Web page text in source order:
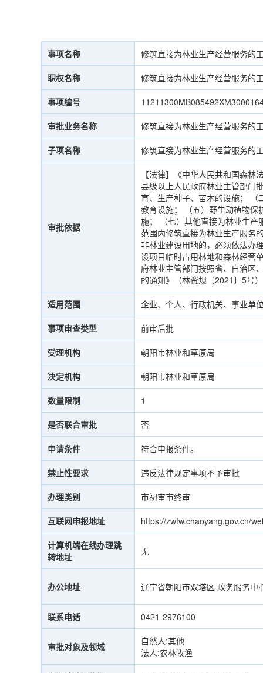
事项名称 修筑直接为林业生产经营服务的
职权名称 修筑直接为林业生产经营服务的
事项编号
审批业务名称 修筑直接为林业生产经营服务的
子项名称 修筑直接为林业生产经营服务的
审批依据
【法律】《中华人民共和国森
县级以上人民政府林业主管部门
育、生产种子、苗木的设施； （
教育设施； （五）野生动植物保
施； （七）其他直接为林业生产
范围内修筑直接为林业生产服务
非林业建设用地的，必须依法办
设项目临时占用林地和森林经营
府林业主管部门按照省、自治区
的通知》（林资规〔2021〕5号
适用范围 企业、个人、行政机关、事业单
事项审查类型 前审后批
受理机构 朝阳市林业和草原局
决定机构 朝阳市林业和草原局
数量限制 1
是否联合审批 否
申请条件 符合申报条件。
禁止性要求 违反法律规定事项不予审批
办理类别 市初审市终审
互联网申报地址 https://zwfw.chaoyang.gov.cn/
计算机端在线办理跳
转地址
无
办公地址 辽宁省朝阳市双塔区 政务服务中
联系电话 0421-2976100
审批对象及领域
自然人:其他
法人:农林牧渔